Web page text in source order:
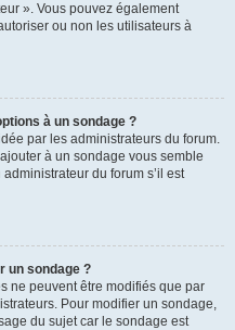
». Vous pouvez également
ou non les utilisateurs à
à un sondage ?
par les administrateurs du forum.
à un sondage vous semble
du forum s’il est
un sondage ?
ne peuvent être modifiés que par
Pour modifier un sondage,
du sujet car le sondage est